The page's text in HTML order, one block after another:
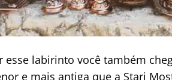
esse labirinto você também
e mais antiga que a Stari